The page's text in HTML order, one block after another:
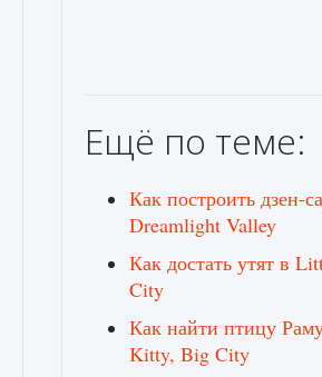
Ещё по теме:
Как построить дзен-
Dreamlight Valley
Как достать утят в
City
Как найти птицу
Kitty, Big City